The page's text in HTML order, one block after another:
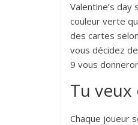
Valentine’s
couleur verte
des cartes
vous décidez
9 vous
Tu
Chaque joueur